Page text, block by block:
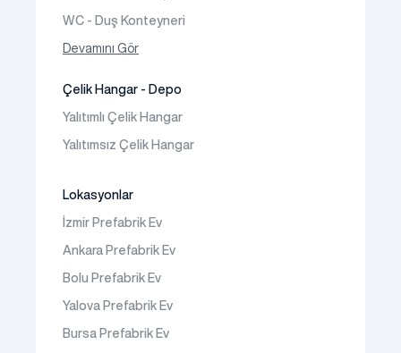
WC - Duş Konteyneri
Konteyner Ev
Devamını Gör
Çelik Hangar - Depo
Yalıtımlı Çelik Hangar
Yalıtımsız Çelik Hangar
Lokasyonlar
İzmir Prefabrik Ev
Ankara Prefabrik Ev
Bolu Prefabrik Ev
Yalova Prefabrik Ev
Bursa Prefabrik Ev